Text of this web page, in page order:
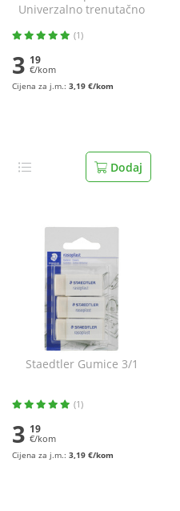
Univerzalno trenutačno
(1)
3 19
€/kom
Cijena za j.m.: 3,19 €/kom
Dodaj
Staedtler Gumice 3/1
(1)
3 19
€/kom
Cijena za j.m.: 3,19 €/kom